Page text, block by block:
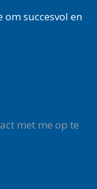
om succesvol en
met me op te